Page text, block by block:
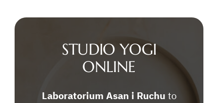
STUDIO YOGI
ONLINE
Laboratorium Asan i Ruchu to